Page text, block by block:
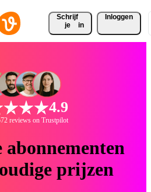
Schrijf
je
in
Inloggen
4.9
reviews on Trustpilot
abonnementen
prijzen